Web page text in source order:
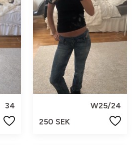
34
W25/24
250 SEK